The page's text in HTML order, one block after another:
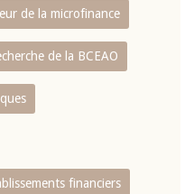
de la microfinance
de la BCEAO
financiers